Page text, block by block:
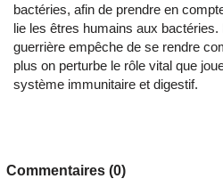
bactéries, afin de prendre en
lie les êtres humains aux bactéries.
guerrière empêche de se rendre
plus on perturbe le rôle vital que
système immunitaire et digestif.
Commentaires (0)